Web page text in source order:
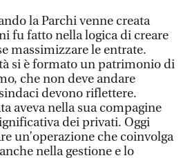
la Parchi venne creata
fu fatto nella logica di creare
massimizzare le entrate.
si è formato un patrimonio di
che non deve andare
devono riflettere.
aveva nella sua compagine
dei privati. Oggi
un’operazione che coinvolga
nella gestione e lo